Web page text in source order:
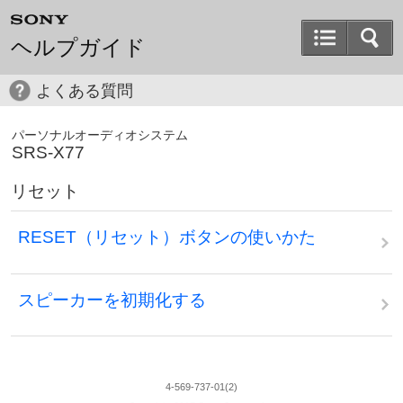
ヘルプガイド
よくある質問
パーソナルオーディオシステム
SRS-X77
リセット
RESET（リセット）ボタンの使いかた
スピーカーを初期化する
4-569-737-01(2)